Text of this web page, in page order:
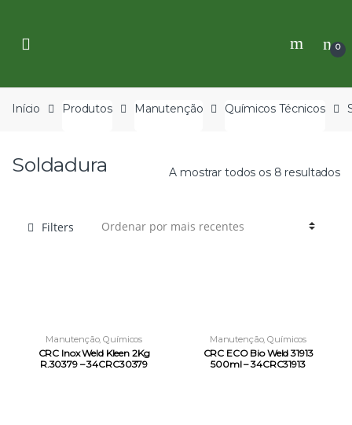
navigation
content
0
Início Produtos Manutenção Químicos Técnicos
Soldadura A mostrar todos os 8 resultados
Filters
Manutenção,Químicos
Técnicos,Soldadura
CRC Inox Weld Kleen 2Kg
R.30379 – 34CRC30379
Manutenção,Químicos
Técnicos, Soldadura
CRC ECO Bio Weld 31913
500ml – 34CRC31913